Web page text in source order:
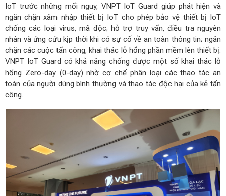
IoT trước những mối nguy, VNPT IoT Guard giúp phát hiện và
ngăn chặn xâm nhập thiết bị IoT cho phép bảo vệ thiết bị IoT
chống các loại virus, mã độc; hỗ trợ truy vấn, điều tra nguyên
nhân và ứng cứu kịp thời khi có sự cố về an toàn thông tin; ngăn
chặn các cuộc tấn công, khai thác lỗ hổng phần mềm lên thiết bị.
VNPT IoT Guard có khả năng chống được một số khai thác lỗ
hổng Zero-day (0-day) nhờ cơ chế phân loại các thao tác an
toàn của người dùng bình thường và thao tác độc hại của kẻ tấn
công.